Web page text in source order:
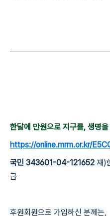
한달에 만원으로 지구를, 생명
https://online.mrm.or.kr/
국민 343601-04-121652 재)
급
후원회원으로 가입하신 분께는,